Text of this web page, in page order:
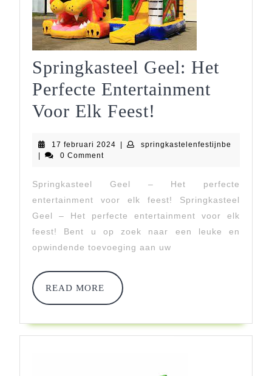
Springkasteel Geel: Het
Perfecte Entertainment
Voor Elk Feest!
Het
Perfecte
Entertainment
Voor
Elk
17 februari 2024 17| springkastelenfestijnbe
|
0 Comment
Springkasteel Geel – Het perfecte
entertainment voor elk feest! Springkasteel
Geel – Het perfecte entertainment voor elk
feest! Bent u op zoek naar een leuke en
opwindende toevoeging aan uw
READ MORE
READ
MORE